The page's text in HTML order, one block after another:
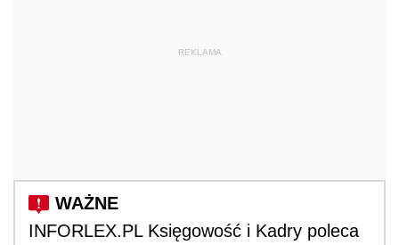
REKLAMA
INFORLEX.PL Księgowość i Kadry poleca